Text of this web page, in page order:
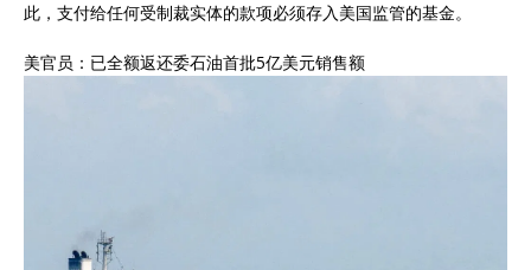
此，支付给任何受制裁实体的款项必须存入美国监管的基金。
美官员：已全额返还委石油首批5亿美元销售额